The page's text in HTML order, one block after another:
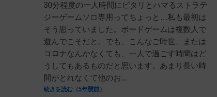
30分程度の一人時間にピタリとハマるストラテ
ジーゲームソロ専用ってちょっと…私も最初は
そう思っていました。ボードゲームは複数人で
遊んでこそだと。でも、こんなご時世、または
コロナなんかなくても、一人で過ごす時間はど
うしてもあるものだと思います。あまり長い時
間がとれなくて他のお...
続きを読む（5年弱前）